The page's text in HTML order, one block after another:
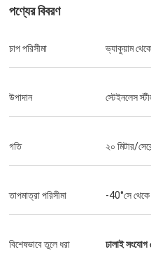
লিন্ডা.এম
২০২০ সালে হংকমের সাথে সহযোগিতা করার পর
পণ্যের বিবরণ
চাপ পরিসীমা ভ্যাকুয়াম
উপাদান স্টেইনলেস
গতি ২০ মিটার/
তাপমাত্রা পরিসীমা -40°সে
বিশেষভাবে তুলে ধরা ঢালাই সংযোগ